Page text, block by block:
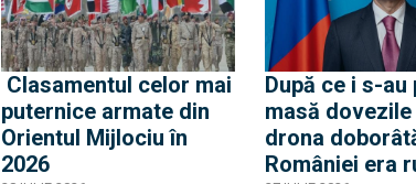
Clasamentul celor mai
puternice armate din
Orientul Mijlociu în
2026
După ce i s-au
masă dovezile
drona
României era